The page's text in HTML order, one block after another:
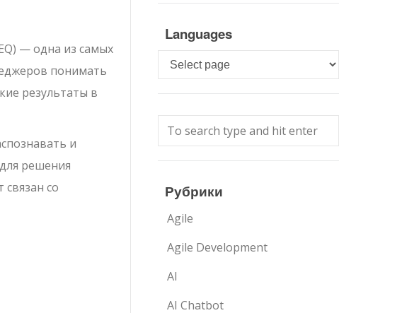
— одна из самых
понимать
результаты в
и
решения
со
Languages
Languages
Рубрики
Agile
Agile Development
AI
AI Chatbot